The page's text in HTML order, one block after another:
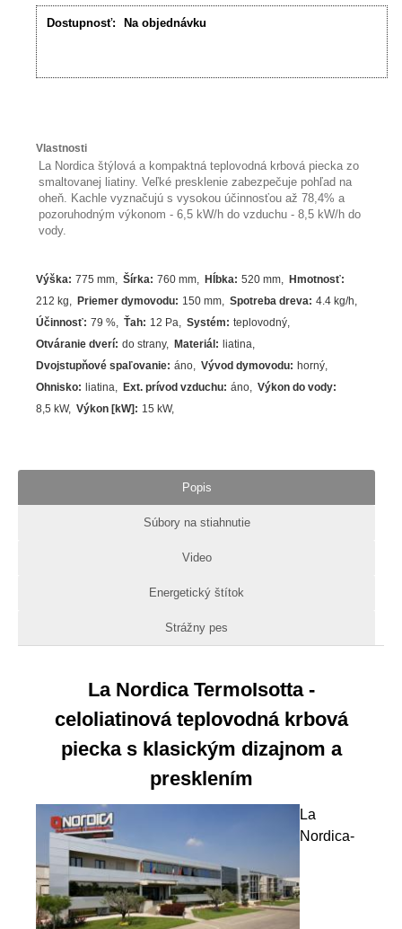
Dostupnosť: Na objednávku
Vlastnosti
La Nordica štýlová a kompaktná teplovodná krbová piecka zo
smaltovanej liatiny. Veľké presklenie zabezpečuje pohľad na
oheň. Kachle vyznačujú s vysokou účinnosťou až 78,4% a
pozoruhodným výkonom - 6,5 kW/h do vzduchu - 8,5 kW/h do
vody.
Výška: 775 mm Šírka: 760 mm Hĺbka: 520 mm Hmotnosť:
212 kg
Priemer dymovodu: 150 mm Spotreba dreva: 4.4 kg/h
Účinnosť: 79% Ťah: 12 Pa Systém: teplovodný
Otváranie dverí: do strany Materiál : liatina
Dvojstupňové spaľovanie: áno Vývod dymovodu: horný
Ohnisko: liatina Ext. prívod vzduchu: áno Výkon do vody:
8,5 kW
Výkon [kW] : 15 kW
Popis
Súbory na stiahnutie
Video
Energetický štítok
Strážny pes
La Nordica TermoIsotta -
celoliatinová teplovodná krbová
piecka s klasickým dizajnom a
presklením
La
Nordica-